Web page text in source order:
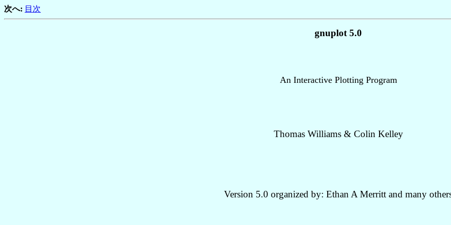
次へ: 目次
gnuplot 5.0
An Interactive Plotting Program
Thomas Williams & Colin Kelley
Version 5.0 organized by: Ethan A Merritt and many